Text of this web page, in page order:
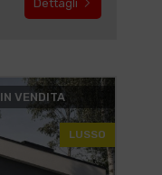
Dettagli
IN VENDITA
LUSSO